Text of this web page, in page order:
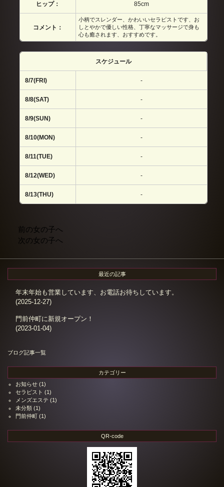
ヒップ： 85cm
コメント：
小柄でスレンダー、かわいいセラピストです、お
しとやかで優しい性格、丁寧なマッサージで身も
心も癒されます、おすすめです。
スケジュール
8/7(FRI) -
8/8(SAT) -
8/9(SUN) -
8/10(MON) -
8/11(TUE) -
8/12(WED) -
8/13(THU) -
前の女の子へ
次の女の子へ
最近の記事
年末年始も営業しています、お電話お待ちしています。
(2025-12-27)
門前仲町に新規オープン！
(2023-01-04)
ブログ記事一覧
カテゴリー
お知らせ (1)
セラピスト (1)
メンズエステ (1)
未分類 (1)
門前仲町
(1)
QR-code